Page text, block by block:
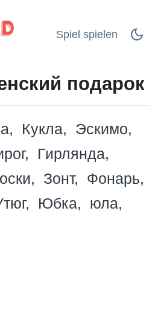
Spiel spielen
подарок
Кукла
Эскимо
Гирлянда
Зонт
Фонарь
Юбка юла